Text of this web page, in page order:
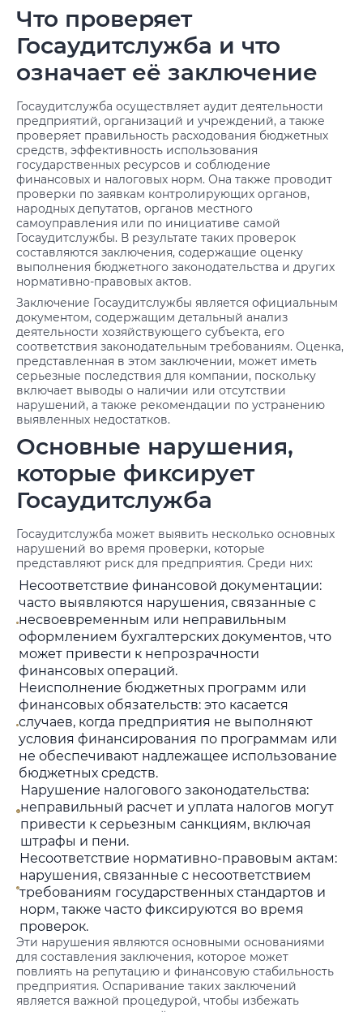
Что проверяет
Госаудитслужба и что
означает её заключение
Госаудитслужба осуществляет аудит деятельности
предприятий, организаций и учреждений, а также
проверяет правильность расходования бюджетных
средств, эффективность использования
государственных ресурсов и соблюдение
финансовых и налоговых норм. Она также проводит
проверки по заявкам контролирующих органов,
народных депутатов, органов местного
самоуправления или по инициативе самой
Госаудитслужбы. В результате таких проверок
составляются заключения, содержащие оценку
выполнения бюджетного законодательства и других
нормативно-правовых актов.
Заключение Госаудитслужбы является официальным
документом, содержащим детальный анализ
деятельности хозяйствующего субъекта, его
соответствия законодательным требованиям. Оценка,
представленная в этом заключении, может иметь
серьезные последствия для компании, поскольку
включает выводы о наличии или отсутствии
нарушений, а также рекомендации по устранению
выявленных недостатков.
Основные нарушения,
которые фиксирует
Госаудитслужба
Госаудитслужба может выявить несколько основных
нарушений во время проверки, которые
представляют риск для предприятия. Среди них:
Несоответствие финансовой документации:
часто выявляются нарушения, связанные с
несвоевременным или неправильным
оформлением бухгалтерских документов, что
может привести к непрозрачности
финансовых операций.
Неисполнение бюджетных программ или
финансовых обязательств: это касается
случаев, когда предприятия не выполняют
условия финансирования по программам или
не обеспечивают надлежащее использование
бюджетных средств.
Нарушение налогового законодательства:
неправильный расчет и уплата налогов могут
привести к серьезным санкциям, включая
штрафы и пени.
Несоответствие нормативно-правовым актам:
нарушения, связанные с несоответствием
требованиям государственных стандартов и
норм, также часто фиксируются во время
проверок.
Эти нарушения являются основными основаниями
для составления заключения, которое может
повлиять на репутацию и финансовую стабильность
предприятия. Оспаривание таких заключений
является важной процедурой, чтобы избежать